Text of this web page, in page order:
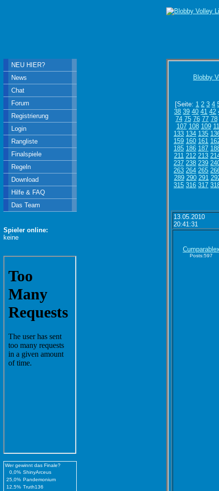
Blobby
[Seite: 1 2 3 4
38 39 40 41 42
74 75 76 77 78
107 108 109
133 134 135
159 160 161
185 186 187
211 212 213
237 238 239
263 264 265
289 290 291
315 316 317
13.05.2010
20:41:31
Posts:597
NEU HIER?
News
Chat
Forum
Registrierung
Login
Rangliste
Finalspiele
Regeln
Download
Hilfe & FAQ
Das Team
Spieler online:
keine
Wer gewinnt das Finale?
0,0% ShinyArceus
25,0% Pandemonium
12,5% Truth136